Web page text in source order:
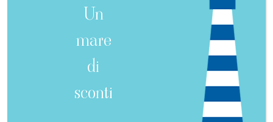
Un
mare
di
sconti